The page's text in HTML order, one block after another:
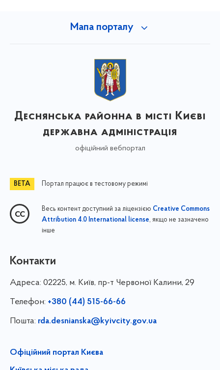
Мапа порталу
Деснянська районна в місті Києві
державна адміністрація
офіційний вебпортал
Портал працює в тестовому режимі
Весь контент доступний за ліцензією Creative Commons
Attribution 4.0 International license, якщо не зазначено
інше
Контакти
Адреса: 02225, м. Київ, пр-т Червоної Калини, 29
Телефон: +380 (44) 515-66-66
Пошта: rda.desnianska@kyivcity.gov.ua
Офіційний портал Києва